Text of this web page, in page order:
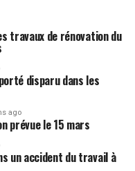
travaux de rénovation du
disparu dans les
ago
prévue le 15 mars
un accident du travail à